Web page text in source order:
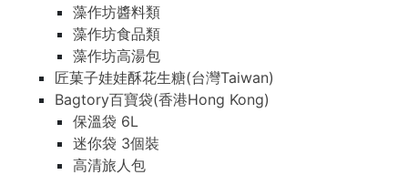
藻作坊醬料類
藻作坊食品類
藻作坊高湯包
匠菓子娃娃酥花生糖(台灣Taiwan)
Bagtory百寶袋(香港Hong Kong)
保溫袋 6L
迷你袋 3個裝
高清旅人包